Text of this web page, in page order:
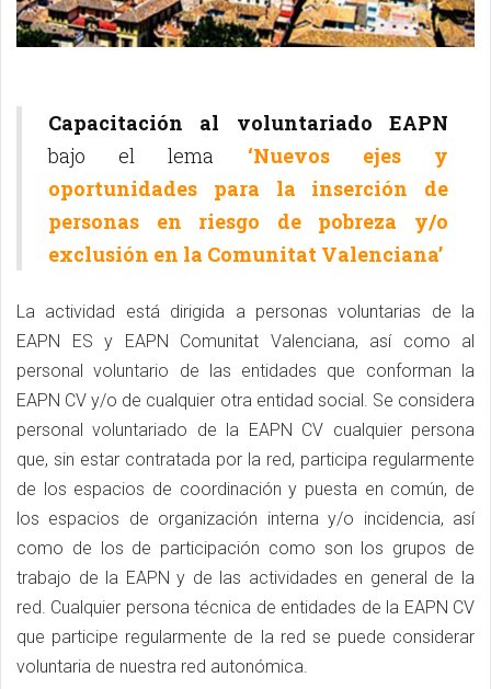
Capacitación al voluntariado EAPN
bajo el lema
‘Nuevos ejes y
oportunidades para la inserción de
personas en riesgo de pobreza y/o
exclusión en la Comunitat Valenciana’
La actividad está dirigida a personas voluntarias de la
EAPN ES y EAPN Comunitat Valenciana, así como al
personal voluntario de las entidades que conforman la
EAPN CV y/o de cualquier otra entidad social. Se considera
personal voluntariado de la EAPN CV cualquier persona
que, sin estar contratada por la red, participa regularmente
de los espacios de coordinación y puesta en común, de
los espacios de organización interna y/o incidencia, así
como de los de participación como son los grupos de
trabajo de la EAPN y de las actividades en general de la
red. Cualquier persona técnica de entidades de la EAPN CV
que participe regularmente de la red se puede considerar
voluntaria de nuestra red autonómica.